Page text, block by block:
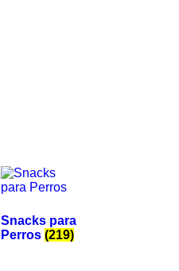
Snacks para
Perros (219)